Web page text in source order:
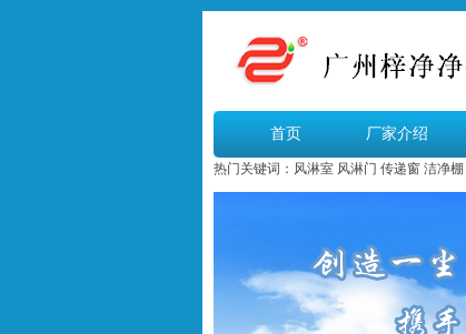
首页 厂家介绍
热门关键词： 风淋室 风淋门 传递窗 洁净棚